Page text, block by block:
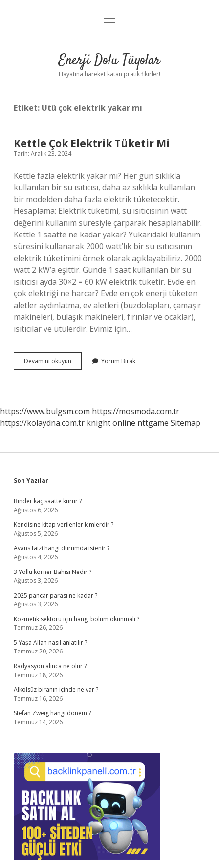
Anasayfa
Yasal Uyarı
menüyü
Enerji Dolu Tüyolar
Hayatına hareket katan pratik fikirler!
Etiket: Ütü çok elektrik yakar mı
Kettle Çok Elektrik Tüketir Mi
Tarih: Aralık 23, 2024
Kettle fazla elektrik yakar mı? Her gün sıklıkla
kullanılan bir su ısıtıcısı, daha az sıklıkla kullanılan
bir modelden daha fazla elektrik tüketecektir.
Hesaplama: Elektrik tüketimi, su ısıtıcısının watt
değerini kullanım süresiyle çarparak hesaplanabilir.
Kettle 1 saatte ne kadar yakar? Yukarıdaki kullanım
süresini kullanarak 2000 watt’lık bir su ısıtıcısının
elektrik tüketimini örnek olarak açıklayabiliriz. 2000
watt 2 kW’a eşittir. Günde 1 saat kullanılan bir su
ısıtıcısı ayda 30×2 = 60 kW elektrik tüketir. Evde en
çok elektriği ne harcar? Evde en çok enerji tüketen
aletler aydınlatma, ev aletleri (buzdolapları, çamaşır
makineleri, bulaşık makineleri, fırınlar ve ocaklar),
ısıtıcılar ve ütülerdir. Evimiz için…
Devamını okuyun
Çok
Yorum Bırak
https://www.bulgsm.com https://mosmoda.com.tr
https://kolaydna.com.tr knight online nttgame Sitemap
Sidebar
Son Yazılar
Binder kaç saatte kurur ?
Ağustos 6, 2026
Kendisine kitap verilenler kimlerdir ?
Ağustos 5, 2026
Avans faizi hangi durumda istenir ?
Ağustos 4, 2026
3 Yollu korner Bahisi Nedir ?
Ağustos 3, 2026
2025 pancar parası ne kadar ?
Ağustos 3, 2026
Kozmetik sektörü için hangi bölüm okunmalı ?
Temmuz 26, 2026
5 Yaşa Allah nasıl anlatılır ?
Temmuz 20, 2026
Radyasyon alınca ne olur ?
Temmuz 18, 2026
Alkolsüz biranın içinde ne var ?
Temmuz 16, 2026
Stefan Zweig hangi dönem ?
Temmuz 14, 2026